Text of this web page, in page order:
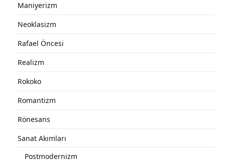
Maniyerizm
Neoklasizm
Rafael Öncesi
Realizm
Rokoko
Romantizm
Rönesans
Sanat Akımları
Postmodernizm